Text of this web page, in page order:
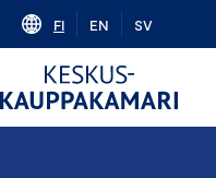
Skip
content
FI EN SV